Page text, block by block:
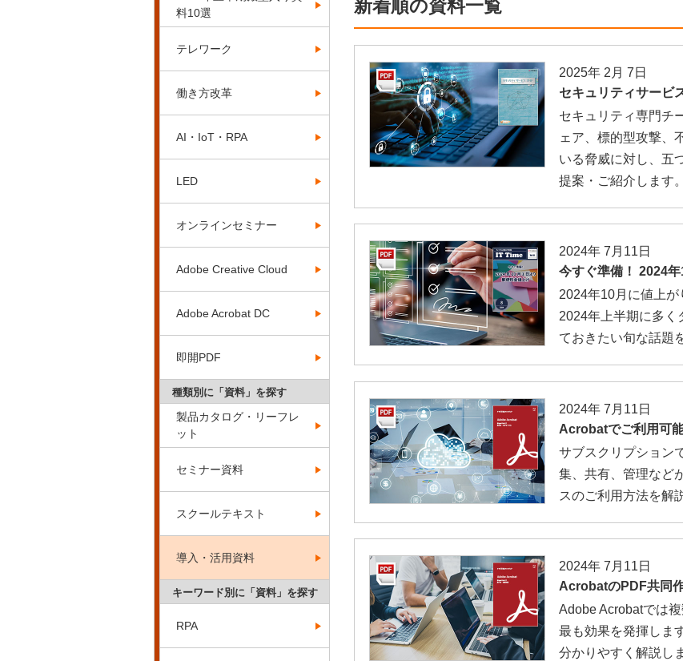
新着順の資料一覧
2025年 2月 7日
セキュリティサービ
セキュリティ専門チ
ェア、標的型攻撃、
いる脅威に対し、五
提案・ご紹介します。
2024年 7月11日
今すぐ準備！ 2024
2024年10月に値上が
2024年上半期に多く
ておきたい旬な話題
2024年 7月11日
Acrobatでご利用可
サブスクリプション
集、共有、管理など
スのご利用方法を解
2024年 7月11日
AcrobatのPDF共同
Adobe Acrobatでは
最も効果を発揮しま
分かりやすく解説し
料10選
テレワーク
働き方改革
AI・IoT・RPA
LED
オンラインセミナー
Adobe Creative Cloud
Adobe Acrobat DC
即開PDF
種類別に「資料」を探す
製品カタログ・リーフレ
ット
セミナー資料
スクールテキスト
導入・活用資料
キーワード別に「資料」を探す
RPA